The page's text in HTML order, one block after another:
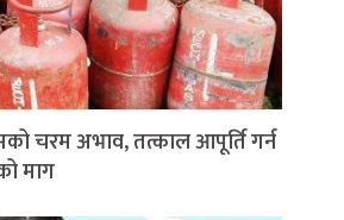
चरम अभाव, तत्काल आपूर्ति गर्न
माग